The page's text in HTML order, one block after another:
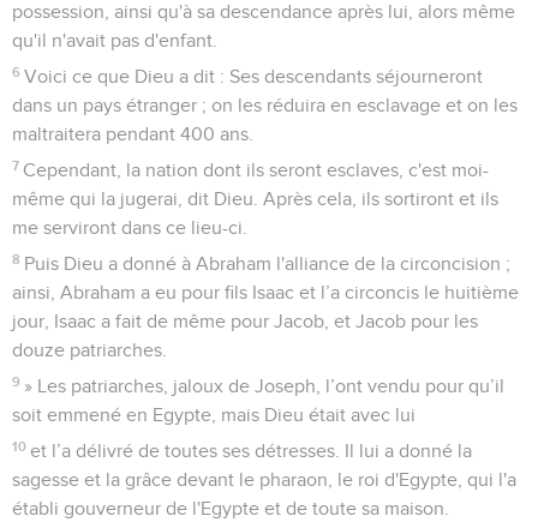
possession, ainsi qu'à sa descendance après lui, alors même
qu'il n'avait pas d'enfant.
6 Voici ce que Dieu a dit : Ses descendants séjourneront
dans un pays étranger ; on les réduira en esclavage et on les
maltraitera pendant 400 ans.
7 Cependant, la nation dont ils seront esclaves, c'est moi-
même qui la jugerai, dit Dieu. Après cela, ils sortiront et ils
me serviront dans ce lieu-ci.
8 Puis Dieu a donné à Abraham l'alliance de la circoncision ;
ainsi, Abraham a eu pour fils Isaac et l’a circoncis le huitième
jour, Isaac a fait de même pour Jacob, et Jacob pour les
douze patriarches.
9 » Les patriarches, jaloux de Joseph, l’ont vendu pour qu’il
soit emmené en Egypte, mais Dieu était avec lui
10 et l’a délivré de toutes ses détresses. Il lui a donné la
sagesse et la grâce devant le pharaon, le roi d'Egypte, qui l'a
établi gouverneur de l'Egypte et de toute sa maison.